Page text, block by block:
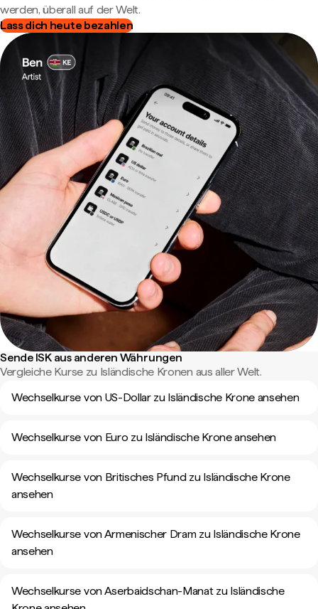
werden, überall auf der Welt.
Lass dich heute bezahlen
Sende ISK aus anderen Währungen
Vergleiche Kurse zu Isländische Kronen aus aller Welt.
Wechselkurse von US-Dollar zu Isländische Krone ansehen
Wechselkurse von Euro zu Isländische Krone ansehen
Wechselkurse von Britisches Pfund zu Isländische Krone
ansehen
Wechselkurse von Armenischer Dram zu Isländische Krone
ansehen
Wechselkurse von Aserbaidschan-Manat zu Isländische